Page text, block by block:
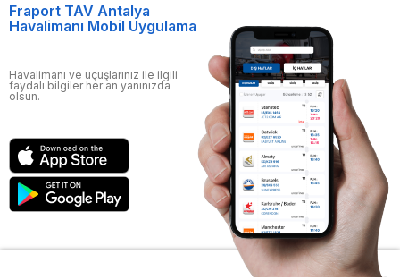
Fraport TAV Antalya
Havalimanı Mobil Uygulama
Havalimanı ve uçuşlarınız ile ilgili
faydalı bilgiler her an yanınızda
olsun.